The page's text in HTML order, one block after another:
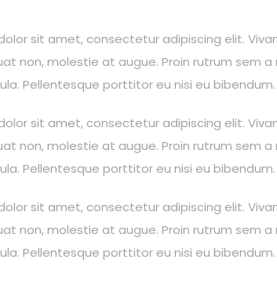
sit amet, consectetur adipiscing elit.
non, molestie at augue. Proin rutrum sem
Pellentesque porttitor eu nisi eu
sit amet, consectetur adipiscing elit.
non, molestie at augue. Proin rutrum sem
Pellentesque porttitor eu nisi eu
sit amet, consectetur adipiscing elit.
non, molestie at augue. Proin rutrum sem
Pellentesque porttitor eu nisi eu